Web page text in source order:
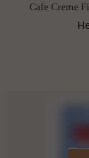
Cafe Creme